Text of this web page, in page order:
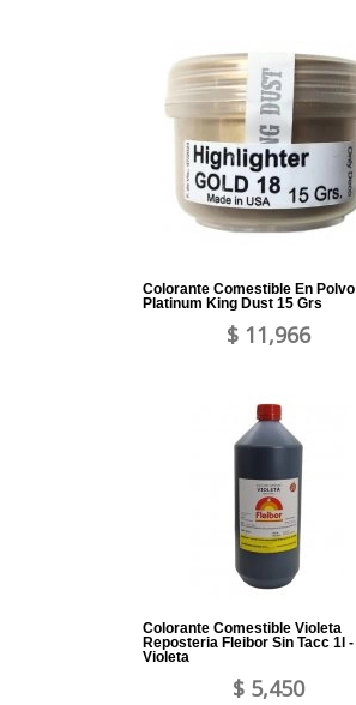
Colorante Comestible En Polvo
Platinum King Dust 15 Grs
$ 11,966
Colorante Comestible Violeta
Reposteria Fleibor Sin Tacc 1l -
Violeta
$ 5,450